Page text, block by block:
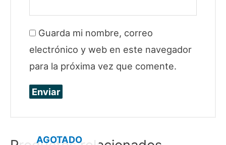
Guarda mi nombre, correo
electrónico y web en este navegador
para la próxima vez que comente.
AGOTADO